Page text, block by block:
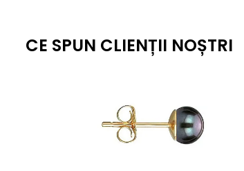
CE SPUN CLIENȚII NOȘTRI